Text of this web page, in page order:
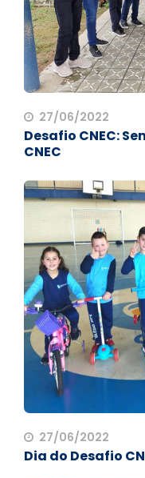
27/06/2022
Desafio CNEC:
CNEC
27/06/2022
Dia do Desafio